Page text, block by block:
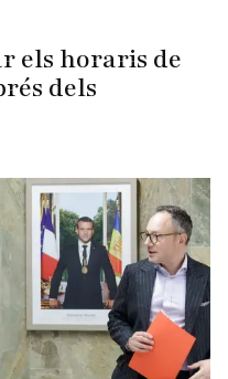
els horaris de
dels